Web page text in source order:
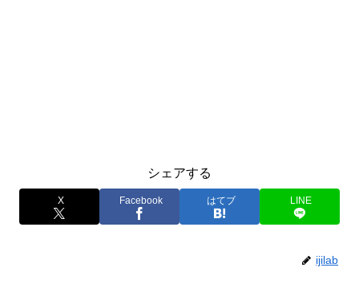
シェアする
X Facebook はてブ LINE
ijilab